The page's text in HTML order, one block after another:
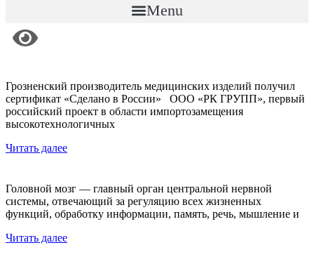
Menu
Грозненский производитель медицинских изделий получил
сертификат «Сделано в России» ООО «РК ГРУПП», первый
российский проект в области импортозамещения
высокотехнологичных
Читать далее
Головной мозг — главный орган центральной нервной
системы, отвечающий за регуляцию всех жизненных
функций, обработку информации, память, речь, мышление и
Читать далее